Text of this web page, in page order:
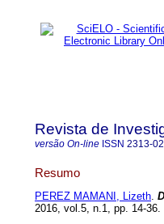
Revista de
versão On-line ISSN 2313-
Resumo
PEREZ MAMANI, Lizeth.
2016, vol.5, n.1, pp. 14-36.